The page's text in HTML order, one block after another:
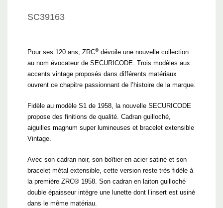
SC39163
Pour ses 120 ans, ZRC®dévoile une nouvelle collection
au nom évocateur de SECURICODE. Trois modèles aux
accents vintage proposés dans différents matériaux
ouvrent ce chapitre passionnant de l’histoire de la marque.
Fidèle au modèle S1 de 1958, la nouvelle SECURICODE
propose des finitions de qualité. Cadran guilloché,
aiguilles magnum super lumineuses et bracelet extensible
Vintage.
Avec son cadran noir, son boîtier en acier satiné et son
bracelet métal extensible, cette version reste très fidèle à
la première ZRC® 1958. Son cadran en laiton guilloché
double épaisseur intègre une lunette dont l’insert est usiné
dans le même matériau.